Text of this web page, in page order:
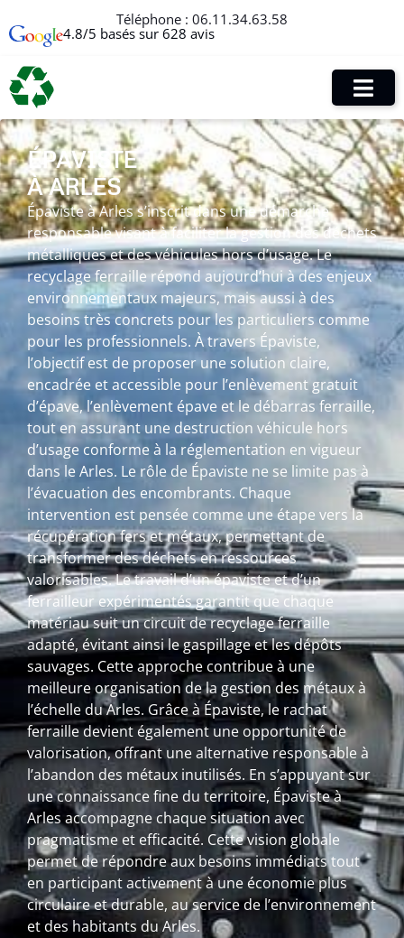
Téléphone : 06.11.34.63.58
4.8/5 basés sur 628 avis
ÉPAVISTE
À ARLES
Épaviste à Arles s’inscrit dans une démarche
responsable visant à faciliter la gestion des déchets
métalliques et des véhicules hors d’usage. Le
recyclage ferraille répond aujourd’hui à des enjeux
environnementaux majeurs, mais aussi à des
besoins très concrets pour les particuliers comme
pour les professionnels. À travers Épaviste,
l’objectif est de proposer une solution claire,
encadrée et accessible pour l’enlèvement gratuit
d’épave, l’enlèvement épave et le débarras ferraille,
tout en assurant une destruction véhicule hors
d’usage conforme à la réglementation en vigueur
dans le Arles. Le rôle de Épaviste ne se limite pas à
l’évacuation des encombrants. Chaque
intervention est pensée comme une étape vers la
récupération fers et métaux, permettant de
transformer des déchets en ressources
valorisables. Le travail d’un épaviste et d’un
ferrailleur expérimentés garantit que chaque
matériau suit un circuit de recyclage ferraille
adapté, évitant ainsi le gaspillage et les dépôts
sauvages. Cette approche contribue à une
meilleure organisation de la gestion des métaux à
l’échelle du Arles. Grâce à Épaviste, le rachat
ferraille devient également une opportunité de
valorisation, offrant une alternative responsable à
l’abandon des métaux inutilisés. En s’appuyant sur
une connaissance fine du territoire, Épaviste à
Arles accompagne chaque situation avec
pragmatisme et efficacité. Cette vision globale
permet de répondre aux besoins immédiats tout
en participant activement à une économie plus
circulaire et durable, au service de l’environnement
et des habitants du Arles.